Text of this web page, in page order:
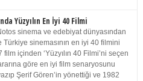
Yüzyılın En İyi 40 Filmi
sinema ve edebiyat dünyasından
sinemasının en iyi 40 filmini
içinden ‘Yüzyılın 40 Filmi’ni seçen
göre en iyi film senaryosunu
Şerif Gören’in yönettiği ve 1982